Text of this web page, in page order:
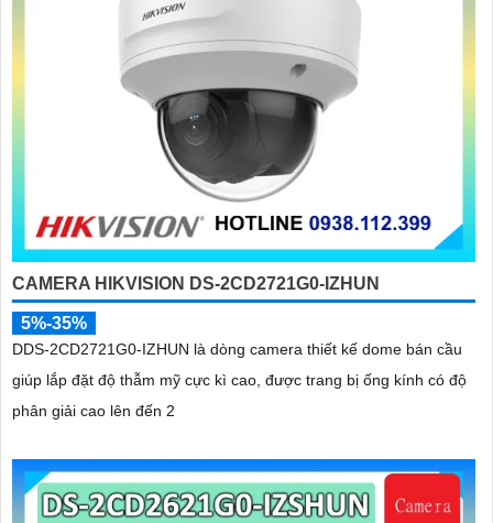
CAMERA HIKVISION DS-2CD2721G0-IZHUN
5%-35%
DDS-2CD2721G0-IZHUN là dòng camera thiết kế dome bán cầu
giúp lắp đặt độ thẫm mỹ cực kì cao, được trang bị ống kính có độ
phân giải cao lên đến 2